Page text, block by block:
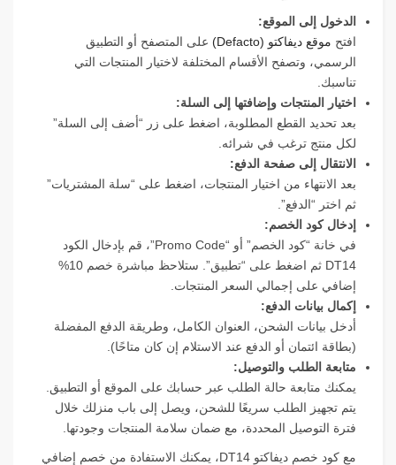
الدخول إلى الموقع:
افتح موقع ديفاكتو (Defacto)
على المتصفح أو التطبيق
الرسمي، وتصفح الأقسام المختلفة لاختيار المنتجات التي
تناسبك.
اختيار المنتجات وإضافتها إلى السلة:
بعد تحديد القطع المطلوبة، اضغط على زر “أضف إلى السلة”
لكل منتج ترغب في شرائه.
الانتقال إلى صفحة الدفع:
بعد الانتهاء من اختيار المنتجات، اضغط على “سلة المشتريات”
ثم اختر “الدفع”.
إدخال كود الخصم:
في خانة “كود الخصم” أو “Promo Code”، قم بإدخال الكود
DT14 ثم اضغط على “تطبيق”. ستلاحظ مباشرة خصم 10%
إضافي على إجمالي السعر المنتجات.
إكمال بيانات الدفع:
أدخل بيانات الشحن، العنوان الكامل، وطريقة الدفع المفضلة
(بطاقة ائتمان أو الدفع عند الاستلام إن كان متاحًا).
متابعة الطلب والتوصيل:
يمكنك متابعة حالة الطلب عبر حسابك على الموقع أو التطبيق.
يتم تجهيز الطلب سريعًا للشحن، ويصل إلى باب منزلك خلال
فترة التوصيل المحددة، مع ضمان سلامة المنتجات وجودتها.
مع كود خصم ديفاكتو DT14، يمكنك الاستفادة من خصم إضافي